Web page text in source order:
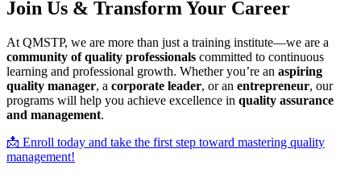
Join Us & Transform Your Career
At QMSTP, we are more than just a training institute—we are a
community of quality professionals committed to continuous
learning and professional growth. Whether you’re an aspiring
quality manager, a corporate leader, or an entrepreneur, our
programs will help you achieve excellence in quality assurance
and management.
📩 Enroll today and take the first step toward mastering quality
management!